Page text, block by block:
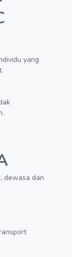
yang
dewasa dan